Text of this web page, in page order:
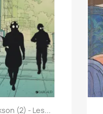
(2) - Les...